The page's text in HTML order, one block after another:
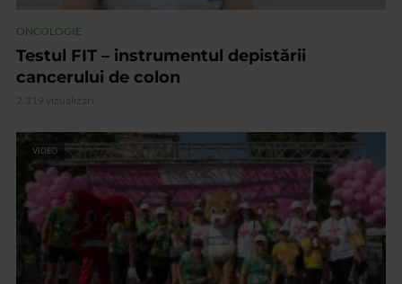
ONCOLOGIE
Testul FIT – instrumentul depistării
cancerului de colon
2.319 vizualizari
VIDEO